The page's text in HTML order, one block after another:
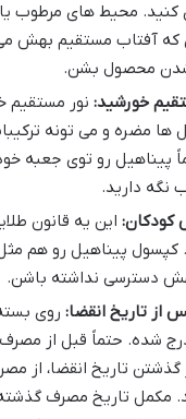
کنید. محیط های مرطوب
که آفتاب مستقیم بهش
محصول بشن.
خورشید: نور مستقیم
ها مضره و می تونه
پیناهیل رو توی جعبه
نگه دارید.
کودکان: این یه قانون
پیناهیل رو هم مثل
دسترسی نداشته باشن.
تاریخ انقضا: روی
شده. حتماً قبل از
گذشتن تاریخ انقضا، از
مکمل تاریخ مصرف